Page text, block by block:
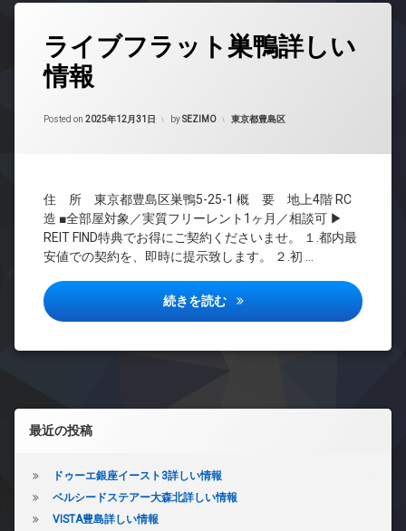
ス
敷
ミ
置
ア
ボ
敷
ゴ
き
ライブフラット巣鴨詳しい
情報
Posted on 2025年12月31日 bySEZIMO カテゴリー:
東京都豊島区
住 所 東京都豊島区巣鴨5-25-1 概 要 地上4階 RC
造 ■全部屋対象／実質フリーレント1ヶ月／相談可 ▶
REIT FIND特典でお得にご契約くださいませ。 １.都内最
安値での契約を、即時に提示致します。 ２.初 …
続きを読む ライブフラット巣鴨詳しい情報
REIT
ラン
ンシ
ョン
ド
イ
ン
ー
ト
左サイドバー
最近の投稿
ドゥーエ銀座イースト3詳しい情報
ベルシードステアー大森北詳しい情報
VISTA豊島詳しい情報